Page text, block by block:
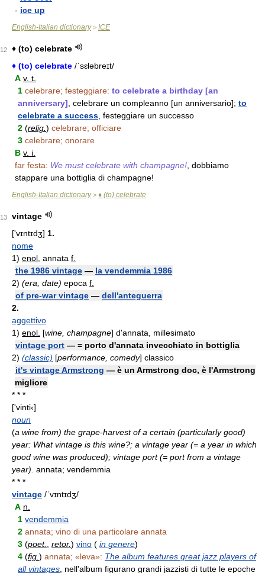
- ice up
English-Italian dictionary> ICE
12
♦ (to) celebrate
♦ (to) celebrate /ˈsɛləbreɪt/
A v. t.
1 celebrare; festeggiare: to celebrate a birthday [an
anniversary] , celebrare un compleanno [un anniversario]; to
celebrate a success , festeggiare un successo
2 (relig. ) celebrare; officiare
3 celebrare; onorare
B v. i.
far festa: We must celebrate with champagne! , dobbiamo
stappare una bottiglia di champagne!
English-Italian dictionary> ♦ (to) celebrate
13
vintage
['vɪntɪdʒ] 1.
nome
1) enol. annata f.
the 1986 vintage — la vendemmia 1986
2) (era, date) epoca f.
of pre-war vintage — dell'anteguerra
2.
aggettivo
1) enol. [wine, champagne] d'annata, millesimato
vintage port — = porto d'annata invecchiato in bottiglia
2) (classic) [performance, comedy] classico
it's vintage Armstrong — è un Armstrong doc, è l'Armstrong
migliore
* * *
['vinti‹]
noun
(a wine from) the grape-harvest of a certain (particularly good)
year: What vintage is this wine?; a vintage year (= a year in which
good wine was produced); vintage port (= port from a vintage
year). annata; vendemmia
* * *
vintage /ˈvɪntɪdʒ/
A n.
1 vendemmia
2 annata; vino di una particolare annata
3 (poet. retor.) vino ( in genere)
4 (fig. ) annata; «leva»: The album features great jazz players of
all vintages , nell'album figurano grandi jazzisti di tutte le epoche